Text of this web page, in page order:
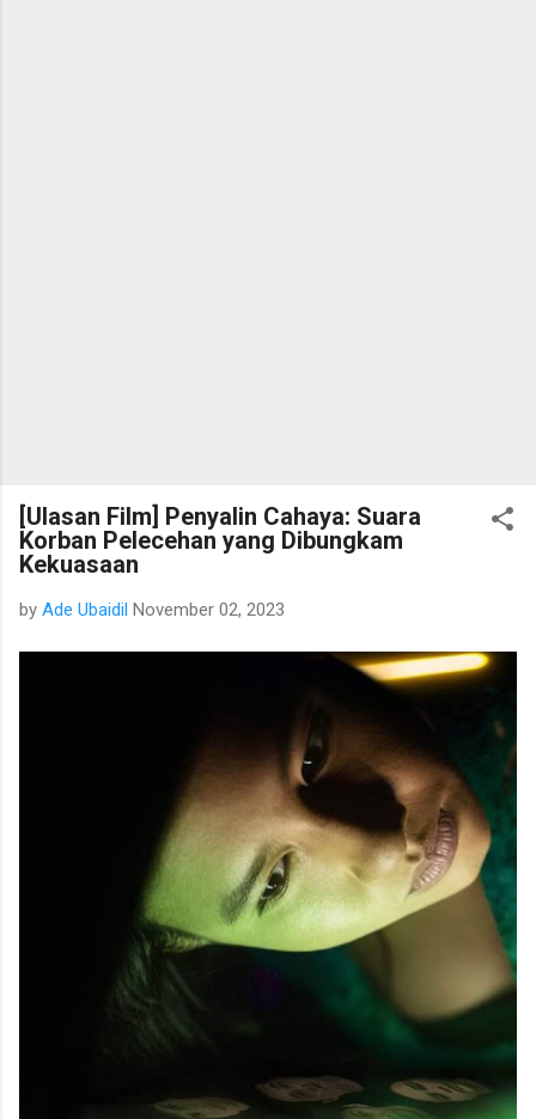
[Ulasan Film] Penyalin Cahaya: Suara
Korban Pelecehan yang Dibungkam
Kekuasaan
by Ade Ubaidil November 02, 2023